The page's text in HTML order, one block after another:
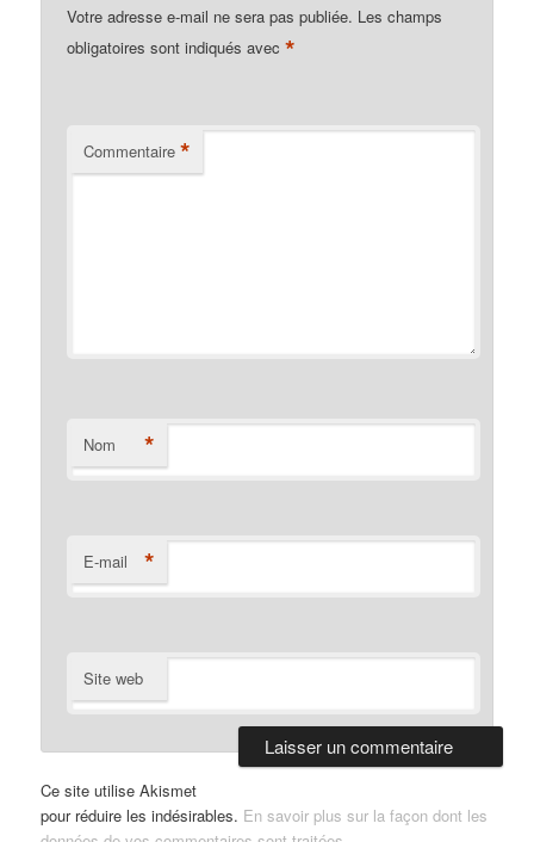
Votre adresse e-mail ne sera pas publiée. Les champs
obligatoires sont indiqués avec*
Commentaire *
Nom *
E-mail *
Site web
Ce site utilise Akismet
pour réduire les indésirables. En savoir plus sur la façon dont les